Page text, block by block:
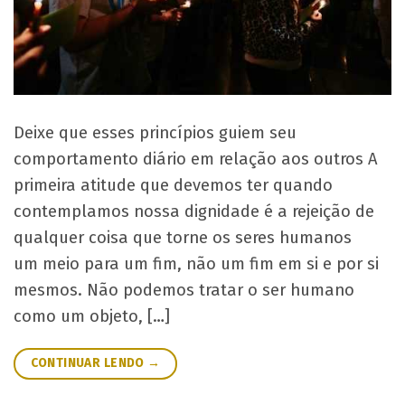
Deixe que esses princípios guiem seu
comportamento diário em relação aos outros A
primeira atitude que devemos ter quando
contemplamos nossa dignidade é a rejeição de
qualquer coisa que torne os seres humanos
um meio para um fim, não um fim em si e por si
mesmos. Não podemos tratar o ser humano
como um objeto, […]
CONTINUAR LENDO →